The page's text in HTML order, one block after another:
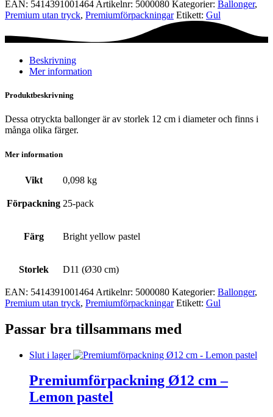
-
Bright
pastel
mängd
EAN: 5414391001464 Artikelnr: 5000080 Kategorier: Ballonger,
Premium utan tryck, Premium­förpackningar Etikett: Gul
Beskrivning
Mer information
Produktbeskrivning
Dessa otryckta ballonger är av storlek 12 cm i diameter och finns i
många olika färger.
Mer information
Vikt 0,098 kg
Förpackning 25-pack
Färg Bright yellow pastel
Storlek D11 (Ø30 cm)
EAN: 5414391001464 Artikelnr: 5000080 Kategorier: Ballonger,
Premium utan tryck, Premium­förpackningar Etikett: Gul
Passar bra tillsammans med
Slut i lager
Premiumförpackning Ø12 cm –
Lemon pastel